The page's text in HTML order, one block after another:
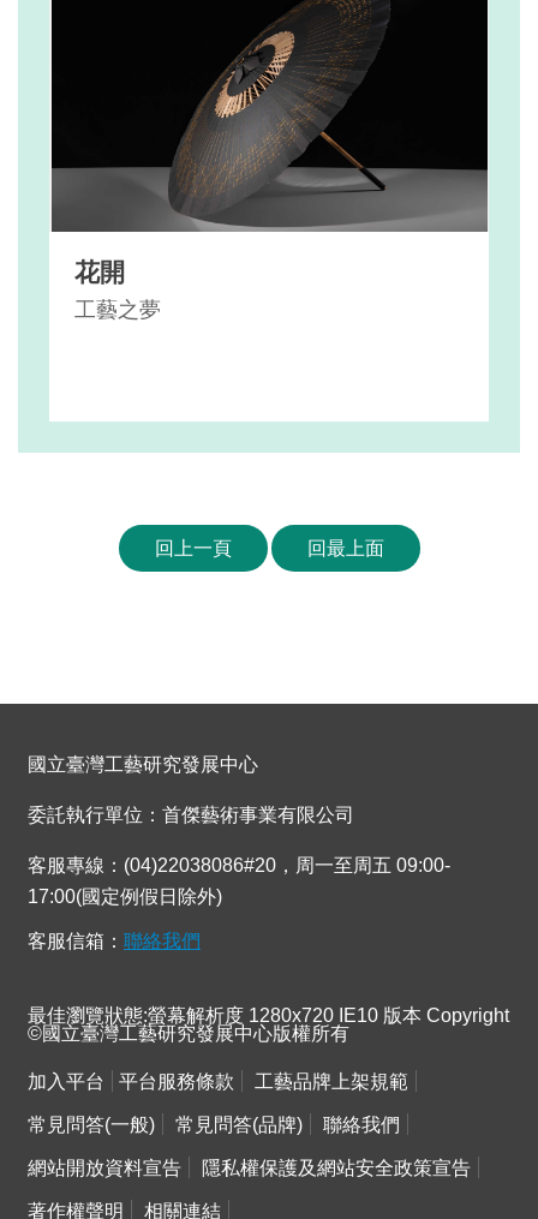
花開
工藝之夢
回上一頁 回最上面
國立臺灣工藝研究發展中心
委託執行單位：首傑藝術事業有限公司
客服專線：(04)22038086#20，周一至周五 09:00-
17:00(國定例假日除外)
客服信箱： 聯絡我們
最佳瀏覽狀態:螢幕解析度 1280x720 IE10 版本 Copyright
©國立臺灣工藝研究發展中心版權所有
加入平台 平台服務條款 工藝品牌上架規範
常見問答(一般) 常見問答(品牌) 聯絡我們
網站開放資料宣告 隱私權保護及網站安全政策宣告
著作權聲明 相關連結